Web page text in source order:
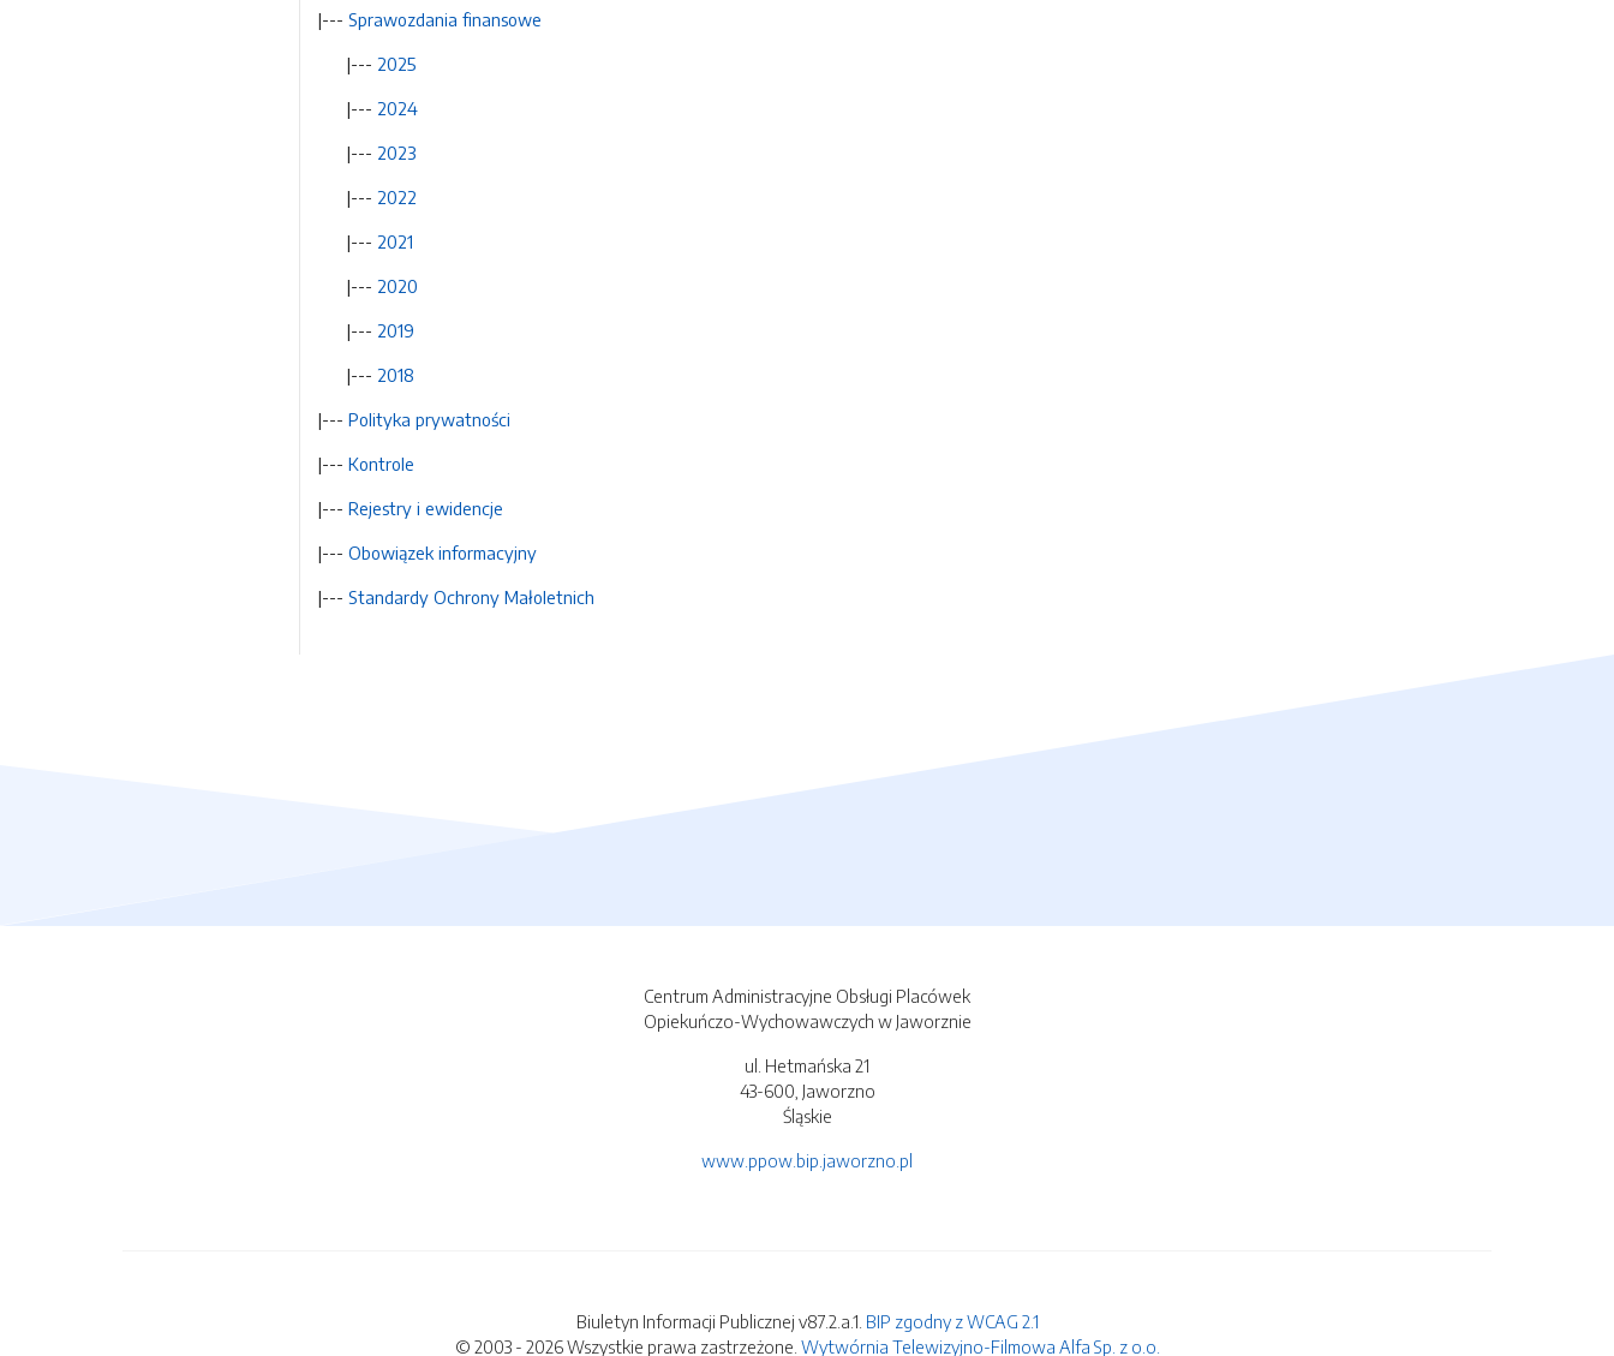
|--- Sprawozdania finansowe
|--- 2025
|--- 2024
|--- 2023
|--- 2022
|--- 2021
|--- 2020
|--- 2019
|--- 2018
|--- Polityka prywatności
|--- Kontrole
|--- Rejestry i ewidencje
|--- Obowiązek informacyjny
|--- Standardy Ochrony Małoletnich
Centrum Administracyjne Obsługi Placówek
Opiekuńczo-Wychowawczych w Jaworznie
ul. Hetmańska 21
43-600, Jaworzno
Śląskie
www.ppow.bip.jaworzno.pl
Biuletyn Informacji Publicznej v87.2.a.1. BIP zgodny z WCAG 2.1
© 2003 - 2026 Wszystkie prawa zastrzeżone. Wytwórnia Telewizyjno-Filmowa Alfa Sp. z o.o.